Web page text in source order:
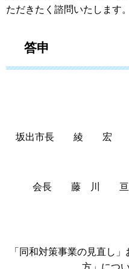
ただきたく諮問いたします。
答申
坂出市長 綾 宏
坂出市同
会長
「同和対策事業の見直し
方」につ